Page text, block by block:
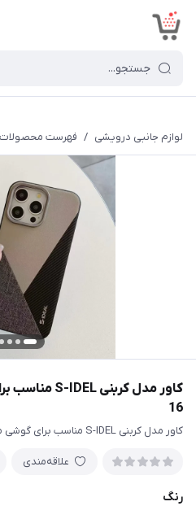
لوازم جانبی درویشی / فهرست محصولات
16
کاور مدل کربنی S-IDEL مناسب برای گوشی موبایل اپل iphone 16
علاقه‌مندی
رنگ